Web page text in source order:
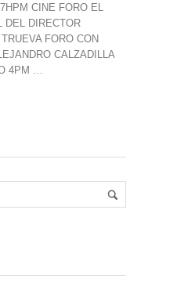
CINE FORO EL
DEL DIRECTOR
FORO CON
CALZADILLA
4PM …